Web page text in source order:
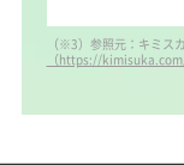
（※3）参照元：キミス
（https://